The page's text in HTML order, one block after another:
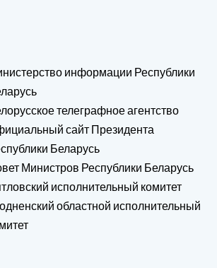
информации Республики
телеграфное агентство
сайт Президента
Беларусь
Министров Республики Беларусь
исполнительный комитет
областной исполнительный